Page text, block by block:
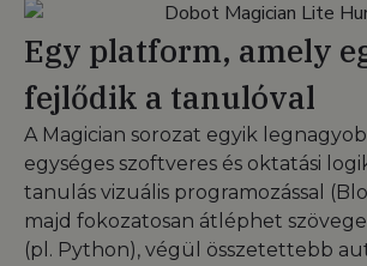
Egy platform, amely
fejlődik a tanulóval
A Magician sorozat egyik
egységes szoftveres és oktatási
tanulás vizuális programozással
majd fokozatosan átléphet
(pl. Python), végül összetettebb